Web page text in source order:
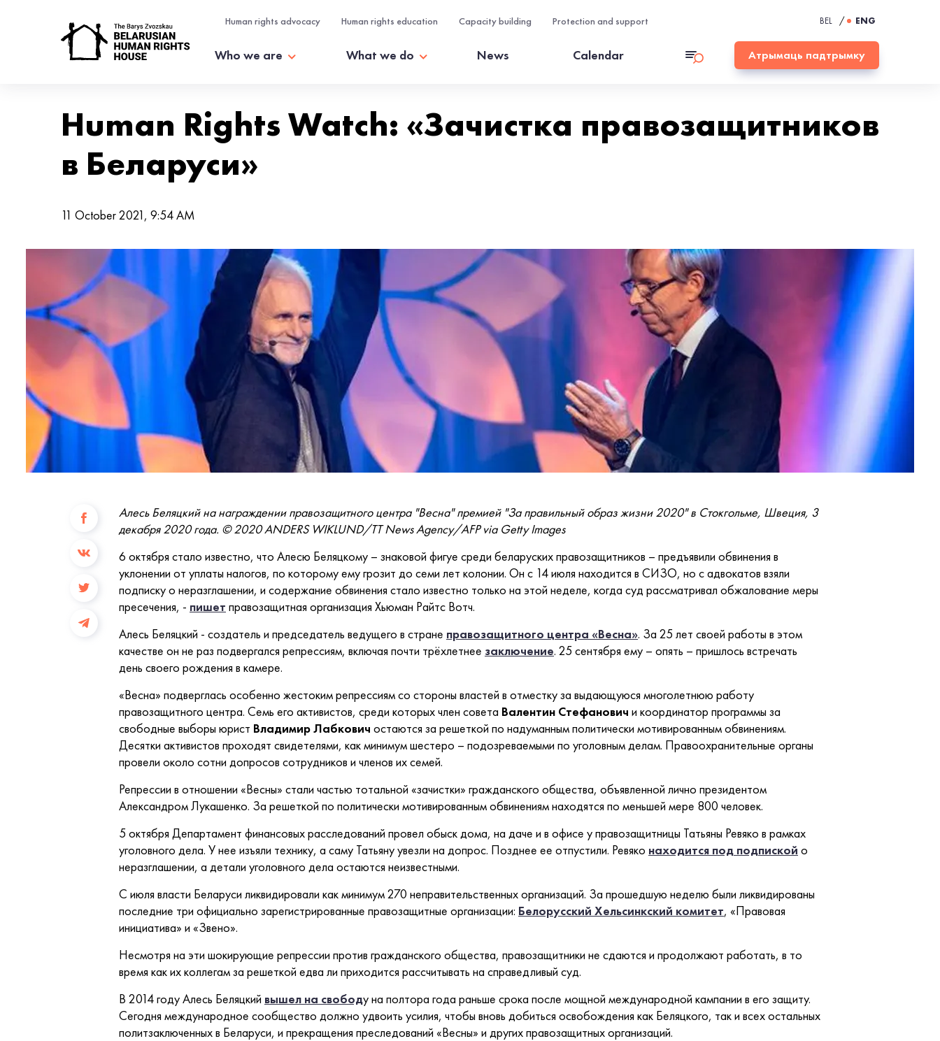
Human rights advocacy Human rights education Capacity building Protection and support BEL / ENG
Who we are What we do News Calendar Атрымаць падтрымку
Human Rights Watch: «Зачистка правозащитников
в Беларуси»
11 October 2021, 9:54 AM
Алесь Беляцкий на награждении правозащитного центра "Весна" премией "За правильный образ жизни 2020" в Стокгольме, Швеция, 3
декабря 2020 года. © 2020 ANDERS WIKLUND/TT News Agency/AFP via Getty Images
6 октября стало известно, что Алесю Беляцкому – знаковой фигуе среди беларуских правозащитников – предъявили обвинения в
уклонении от уплаты налогов, по которому ему грозит до семи лет колонии. Он с 14 июля находится в СИЗО, но с адвокатов взяли
подписку о неразглашении, и содержание обвинения стало известно только на этой неделе, когда суд рассматривал обжалование меры
пресечения, - пишет правозащитная организация Хьюман Райтс Вотч.
Алесь Беляцкий - создатель и председатель ведущего в стране правозащитного центра «Весна». За 25 лет своей работы в этом
качестве он не раз подвергался репрессиям, включая почти трёхлетнее заключение. 25 сентября ему – опять – пришлось встречать
день своего рождения в камере.
«Весна» подверглась особенно жестоким репрессиям со стороны властей в отместку за выдающуюся многолетнюю работу
правозащитного центра. Семь его активистов, среди которых член совета Валентин Стефанович и координатор программы за
свободные выборы юрист Владимир Лабкович остаются за решеткой по надуманным политически мотивированным обвинениям.
Десятки активистов проходят свидетелями, как минимум шестеро – подозреваемыми по уголовным делам. Правоохранительные органы
провели около сотни допросов сотрудников и членов их семей.
Репрессии в отношении «Весны» стали частью тотальной «зачистки» гражданского общества, объявленной лично президентом
Александром Лукашенко. За решеткой по политически мотивированным обвинениям находятся по меньшей мере 800 человек.
5 октября Департамент финансовых расследований провел обыск дома, на даче и в офисе у правозащитницы Татьяны Ревяко в рамках
уголовного дела. У нее изъяли технику, а саму Татьяну увезли на допрос. Позднее ее отпустили. Ревяко находится под подпиской о
неразглашении, а детали уголовного дела остаются неизвестными.
С июля власти Беларуси ликвидировали как минимум 270 неправительственных организаций. За прошедшую неделю были ликвидированы
последние три официально зарегистрированные правозащитные организации: Белорусский Хельсинкский комитет, «Правовая
инициатива» и «Звено».
Несмотря на эти шокирующие репрессии против гражданского общества, правозащитники не сдаются и продолжают работать, в то
время как их коллегам за решеткой едва ли приходится рассчитывать на справедливый суд.
В 2014 году Алесь Беляцкий вышел на свободу на полтора года раньше срока после мощной международной кампании в его защиту.
Сегодня международное сообщество должно удвоить усилия, чтобы вновь добиться освобождения как Беляцкого, так и всех остальных
политзаключенных в Беларуси, и прекращения преследований «Весны» и других правозащитных организаций.